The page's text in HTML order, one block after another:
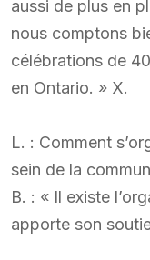
aussi de plus en
nous comptons
célébrations de
en Ontario. » X.
L. : Comment
sein de la
B. : « Il existe
apporte son